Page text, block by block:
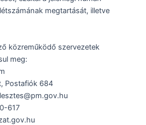
megtartását, illetve
közreműködő szervezetek
meg:
Postafiók 684
617